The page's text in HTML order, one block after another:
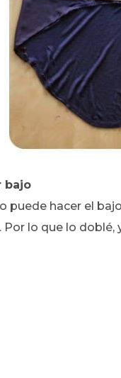
bajo
puede hacer el
Por lo que lo doblé,